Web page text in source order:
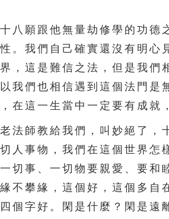
願跟他無量劫修學的功德
。我們自己確實還沒有明
，這是難信之法，但是我
我們也相信遇到這個法門是
在這一生當中一定要有成就
師教給我們，叫妙絕了，
人事物，我們在這個世界
切事、一切物要親愛、要
不攀緣，這個好，這個多
個字好。閑是什麼？閑是